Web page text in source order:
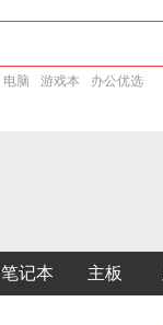
电脑 游戏本 办公优选
主板
笔记本